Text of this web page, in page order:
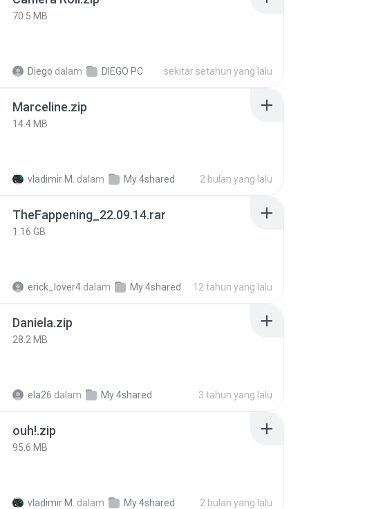
70.5 MB
Diego dalam DIEGO PC sekitar setahun yang lalu
Marceline.zip
14.4 MB
vladimir M. dalam My 4shared 2 bulan yang lalu
TheFappening_22.09.14.rar
1.16 GB
erick_lover4 dalam My 4shared 12 tahun yang lalu
Daniela.zip
28.2 MB
ela26 dalam My 4shared 3 tahun yang lalu
ouh!.zip
95.6 MB
vladimir M. dalam My 4shared 2 bulan yang lalu